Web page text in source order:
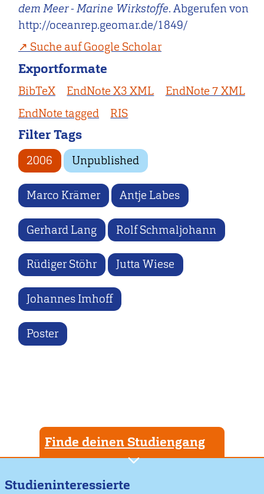
dem Meer - Marine Wirkstoffe. Abgerufen von
http://oceanrep.geomar.de/1849/
Suche auf Google Scholar
Exportformate
BibTeX EndNote X3 XML
EndNote 7 XML
EndNote tagged
RIS
Filter Tags
2006 Unpublished
Marco Krämer Antje Labes
Gerhard Lang Rolf Schmaljohann
Rüdiger Stöhr Jutta Wiese
Johannes Imhoff
Poster
Finde deinen Studiengang
Studieninteressierte